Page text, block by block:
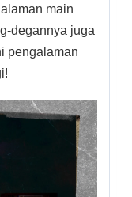
main
degannya juga
pengalaman